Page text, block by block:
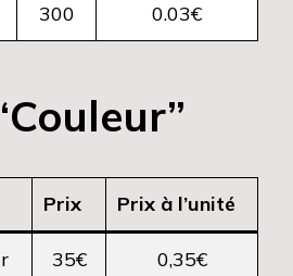
300 0.03€
Prix Prix à l’unité
35€ 0,35€